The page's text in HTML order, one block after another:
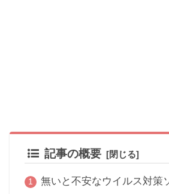
記事の概要
無いと不安なウイルス対策